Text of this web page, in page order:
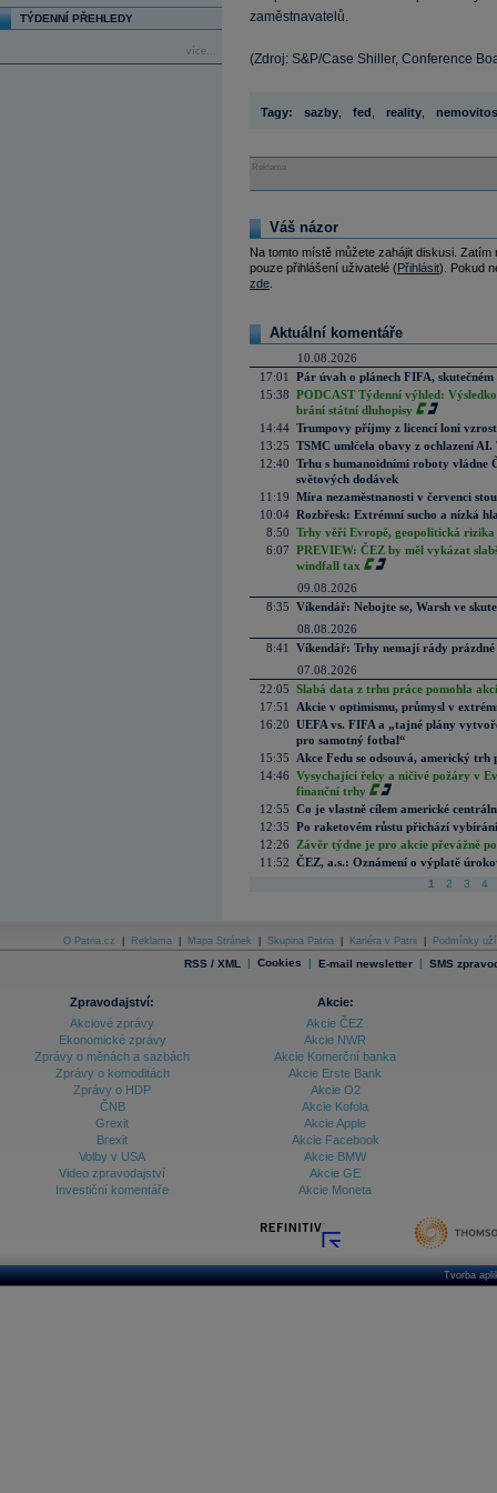
TÝDENNÍ PŘEHLEDY
více...
zaměstnavatelů.
(Zdroj: S&P/Case Shiller, Conference
Tagy: sazby fed reality
Reklama
Váš názor
Na tomto místě můžete zahájit diskusi.
pouze přihlášení uživatelé (Přihlásit). Pokud
zde
Aktuální komentáře
10.08.2026
17:01
Pár úvah o plánech FIFA,
15:38 PODCAST Týdenní výhled:
brání státní dluhopisy
14:44 Trumpovy příjmy z licencí loni
13:25 TSMC umlčela obavy z ochlazení
12:40 Trhu s humanoidními roboty vládne
světových dodávek
11:19 Míra nezaměstnanosti v červenci
10:04 Rozbřesk: Extrémní sucho a nízká
8:50 Trhy věří Evropě, geopolitická rizika
6:07 PREVIEW: ČEZ by měl vykázat
windfall tax
09.08.2026
8:35 Víkendář: Nebojte se, Warsh ve
08.08.2026
8:41
Víkendář: Trhy nemají rády prázdné
07.08.2026
22:05 Slabá data z trhu práce pomohla
17:51
Akcie v optimismu, průmysl v
16:20 UEFA vs. FIFA a „tajné plány
pro samotný fotbal“
15:35
Akce Fedu se odsouvá, americký
14:46 Vysychající řeky a ničivé požáry v
finanční trhy
12:55 Co je vlastně cílem americké
12:35 Po raketovém růstu přichází
12:26
Závěr týdne je pro akcie převážně
11:52 ČEZ, a.s.: Oznámení o výplatě
1 2 3 4
O Patria.cz Reklama Mapa Stránek Skupina Patria Kariéra v Patrii Podmínky
RSS / XML | Cookies | E-mail newsletter | SMS
Zpravodajství:
Akciové zprávy
Ekonomické zprávy
Zprávy o měnách a sazbách
Zprávy o komoditách
Zprávy o HDP
ČNB
Grexit
Brexit
Volby v USA
Video zpravodajství
Investiční komentáře
Akcie:
Akcie ČEZ
Akcie NWR
Akcie Komerční banka
Akcie Erste Bank
Akcie O2
Akcie Kofola
Akcie Apple
Akcie Facebook
Akcie BMW
Akcie GE
Akcie Moneta
Tvorba